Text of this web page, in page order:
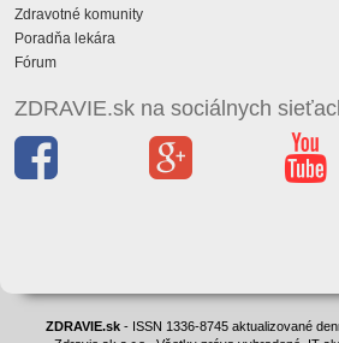
Zdravotné komunity
Poradňa lekára
Fórum
ZDRAVIE.sk na sociálnych
ZDRAVIE.sk- ISSN 1336-8745 aktualizované